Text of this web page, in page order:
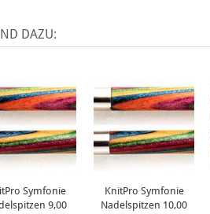
DAZU:
Symfonie
9,00
KnitPro Symfonie
Nadelspitzen 10,00